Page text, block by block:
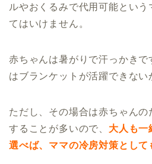
ルやおくるみで代用可能とい
てはいけません。
赤ちゃんは暑がりで汗っかきで
はブランケットが活躍できない
ただし、その場合は赤ちゃんの
することが多いので、 大人も一
選べば、ママの冷房対策として